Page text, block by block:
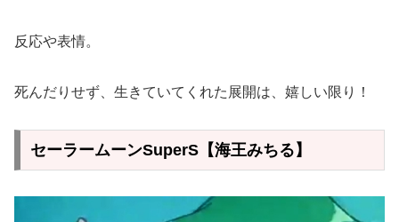
反応や表情。
死んだりせず、生きていてくれた展開は、嬉しい限り！
セーラームーンSuperS【海王みちる】